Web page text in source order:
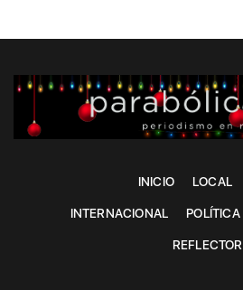
INICIO LOCAL
INTERNACIONAL POLÍTICA
REFLECTOR